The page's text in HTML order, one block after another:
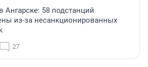
Ангарске: 58 подстанций
из-за несанкционированных
27